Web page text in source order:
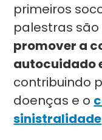
primeiros
palestras
promover a
autocuidado
contribuindo
doenças e o
sinistralidade